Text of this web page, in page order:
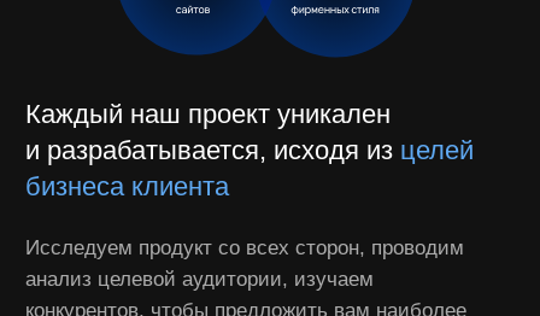
Преимущества работы
сQWER (КУВЕР)